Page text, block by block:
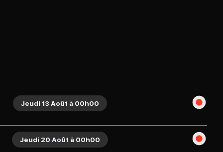
Jeudi 13 Août à 00h00
Jeudi 20 Août à 00h00